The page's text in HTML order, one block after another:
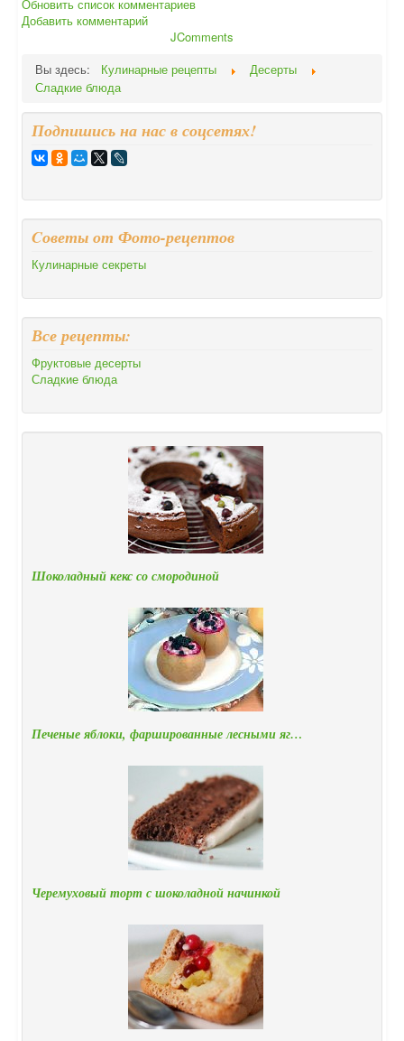
Обновить список комментариев
Добавить комментарий
JComments
Вы здесь:
Кулинарные рецепты
Десерты
Сладкие блюда
Подпишись на нас в соцсетях!
Cоветы от Фото-рецептов
Кулинарные секреты
Все рецепты:
Фруктовые десерты
Сладкие блюда
Шоколадный кекс со смородиной
Печеные яблоки, фаршированные лесными яг…
Черемуховый торт с шоколадной начинкой